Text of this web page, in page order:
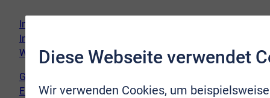
Immobilie verkaufen
Immobilie kaufen
Wir vor Ort
Genderhinweis
Erklärung zur Barrierefreiheit
Diese Webseite verwendet
Wir verwenden Cookies, um